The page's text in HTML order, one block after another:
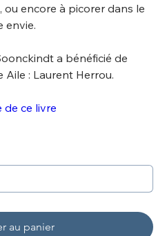
ou encore à picorer dans le
envie.
a bénéficié de
: Laurent Herrou.
de ce livre
au panier